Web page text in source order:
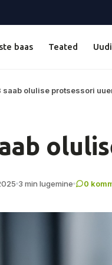
baas Teated
saab olulise protsessori
3 min lugemine 0